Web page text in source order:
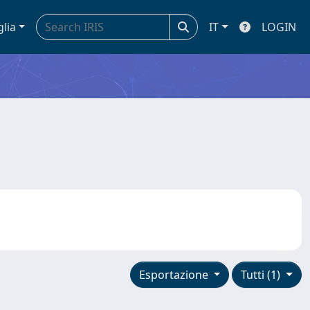
IT LOGIN
Tutti (1)
Esportazione